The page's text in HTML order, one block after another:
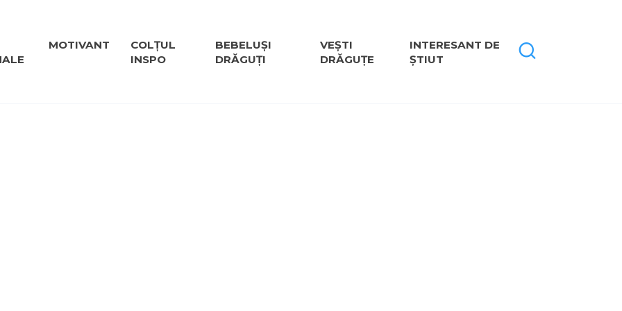
MOTIVANT
COLȚUL
INSPO
BEBELUȘI
DRĂGUȚI
VEȘTI
DRĂGUȚE
INTERESANT DE
ȘTIUT